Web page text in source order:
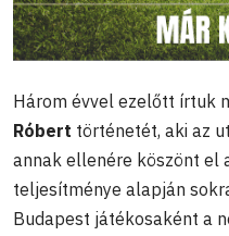
Három évvel ezelőtt írtuk
Róbert történetét, aki az
annak ellenére köszönt el
teljesítménye alapján
Budapest játékosaként a